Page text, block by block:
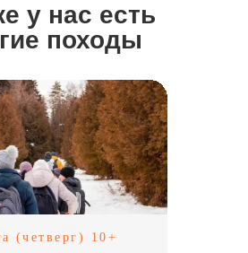
у нас есть
походы
(четверг) 10+